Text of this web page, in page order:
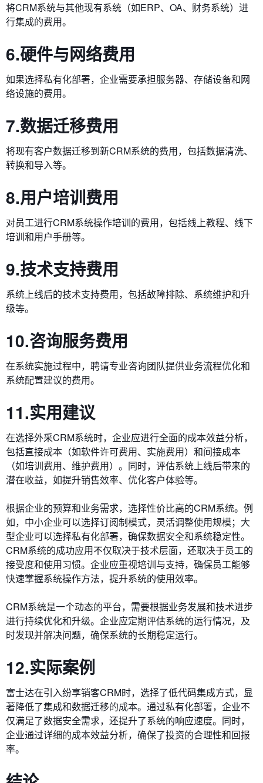
将CRM系统与其他现有系统（如ERP、OA、财务系统）进
行集成的费用。
6.硬件与网络费用
如果选择私有化部署，企业需要承担服务器、存储设备和网
络设施的费用。
7.数据迁移费用
将现有客户数据迁移到新CRM系统的费用，包括数据清洗、
转换和导入等。
8.用户培训费用
对员工进行CRM系统操作培训的费用，包括线上教程、线下
培训和用户手册等。
9.技术支持费用
系统上线后的技术支持费用，包括故障排除、系统维护和升
级等。
10.咨询服务费用
在系统实施过程中，聘请专业咨询团队提供业务流程优化和
系统配置建议的费用。
11.实用建议
在选择外采CRM系统时，企业应进行全面的成本效益分析，
包括直接成本（如软件许可费用、实施费用）和间接成本
（如培训费用、维护费用）。同时，评估系统上线后带来的
潜在收益，如提升销售效率、优化客户体验等。
根据企业的预算和业务需求，选择性价比高的CRM系统。例
如，中小企业可以选择订阅制模式，灵活调整使用规模；大
型企业可以选择私有化部署，确保数据安全和系统稳定性。
CRM系统的成功应用不仅取决于技术层面，还取决于员工的
接受度和使用习惯。企业应重视培训与支持，确保员工能够
快速掌握系统操作方法，提升系统的使用效率。
CRM系统是一个动态的平台，需要根据业务发展和技术进步
进行持续优化和升级。企业应定期评估系统的运行情况，及
时发现并解决问题，确保系统的长期稳定运行。
12.实际案例
富士达在引入纷享销客CRM时，选择了低代码集成方式，显
著降低了集成和数据迁移的成本。通过私有化部署，企业不
仅满足了数据安全需求，还提升了系统的响应速度。同时，
企业通过详细的成本效益分析，确保了投资的合理性和回报
率。